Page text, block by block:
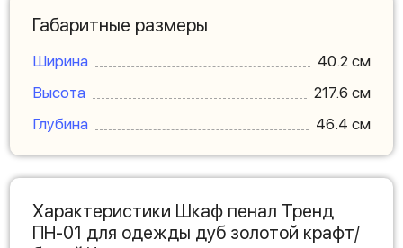
Габаритные размеры
Ширина
40.2 см
Высота
217.6 см
Глубина
46.4 см
Характеристики Шкаф пенал Тренд
ПН-01 для одежды дуб золотой крафт/